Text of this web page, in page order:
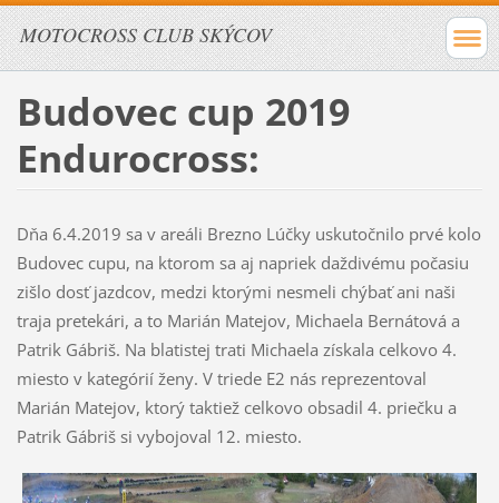
MOTOCROSS CLUB SKÝCOV
Budovec cup 2019
Endurocross:
Dňa 6.4.2019 sa v areáli Brezno Lúčky uskutočnilo prvé kolo
Budovec cupu, na ktorom sa aj napriek daždivému počasiu
zišlo dosť jazdcov, medzi ktorými nesmeli chýbať ani naši
traja pretekári, a to Marián Matejov, Michaela Bernátová a
Patrik Gábriš. Na blatistej trati Michaela získala celkovo 4.
miesto v kategórií ženy. V triede E2 nás reprezentoval
Marián Matejov, ktorý taktiež celkovo obsadil 4. priečku a
Patrik Gábriš si vybojoval 12. miesto.